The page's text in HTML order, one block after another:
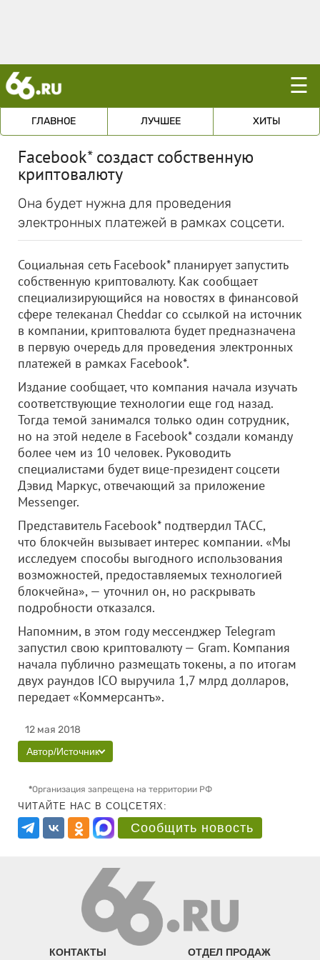
☰
ГЛАВНОЕ ЛУЧШЕЕ ХИТЫ
Facebook* создаст собственную
криптовалюту
Она будет нужна для проведения
электронных платежей в рамках соцсети.
Социальная сеть Facebook* планирует запустить
собственную криптовалюту. Как сообщает
специализирующийся на новостях в финансовой
сфере телеканал Cheddar со ссылкой на источник
в компании, криптовалюта будет предназначена
в первую очередь для проведения электронных
платежей в рамках Facebook*.
Издание сообщает, что компания начала изучать
соответствующие технологии еще год назад.
Тогда темой занимался только один сотрудник,
но на этой неделе в Facebook* создали команду
более чем из 10 человек. Руководить
специалистами будет вице-президент соцсети
Дэвид Маркус, отвечающий за приложение
Messenger.
Представитель Facebook* подтвердил ТАСС,
что блокчейн вызывает интерес компании. «Мы
исследуем способы выгодного использования
возможностей, предоставляемых технологией
блокчейна», — уточнил он, но раскрывать
подробности отказался.
Напомним, в этом году мессенджер Telegram
запустил свою криптовалюту — Gram. Компания
начала публично размещать токены, а по итогам
двух раундов ICO выручила 1,7 млрд долларов,
передает «Коммерсантъ».
12 мая 2018
Автор/Источник
*Организация запрещена на территории РФ
ЧИТАЙТЕ НАС В СОЦСЕТЯХ:
Сообщить новость
КОНТАКТЫ ОТДЕЛ ПРОДАЖ